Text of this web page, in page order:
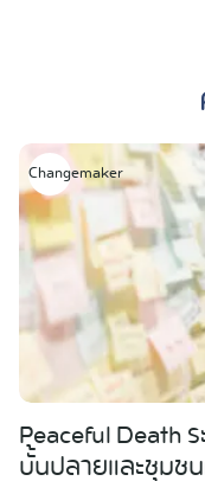
Changemaker
Peaceful Death
บั้นปลายและชุมช